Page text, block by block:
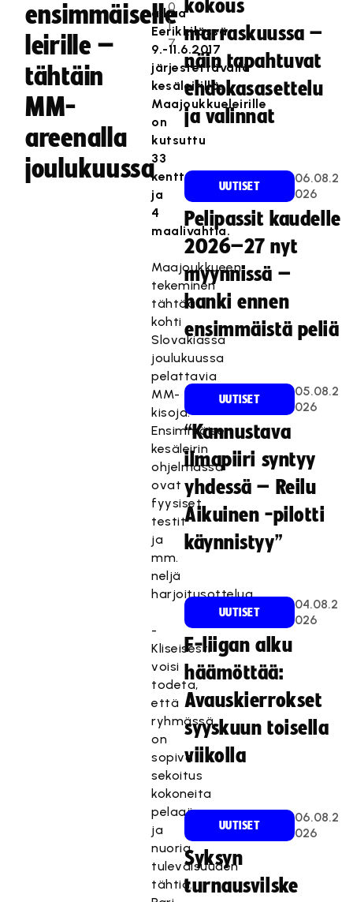
ensimmäiselle
leirille –
tähtäin
MM-
areenalla
joulukuussa
0
1
7
alkaa
Eerikkilässä
9.-11.6.2017
järjestettävällä
kesäleirillä.
Maajoukkueleirille
on
kutsuttu
33
kenttäpelaajaa
ja
4
maalivahtia.
Maajoukkueen
tekeminen
tähtää
kohti
Slovakiassa
joulukuussa
pelattavia
MM-
kisoja.
Ensimmäisen
kesäleirin
ohjelmassa
ovat
fyysiset
testit
ja
mm.
neljä
harjoitusottelua.
-
Kliseisesti
voisi
todeta,
että
ryhmässä
on
sopiva
sekoitus
kokoneita
pelaajia
ja
nuoria
tulevaisuuden
tähtiä.
kokous
marraskuussa –
näin tapahtuvat
ehdokasasettelu
ja valinnat
UUTISET
06.08.2
026
Pelipassit kaudelle
2026–27 nyt
myynnissä –
hanki ennen
ensimmäistä peliä
UUTISET
05.08.2
026
“Kannustava
ilmapiiri syntyy
yhdessä – Reilu
Aikuinen -pilotti
käynnistyy”
UUTISET
04.08.2
026
F-liigan alku
häämöttää:
Avauskierrokset
syyskuun toisella
viikolla
UUTISET
06.08.2
026
Syksyn
turnausvilske